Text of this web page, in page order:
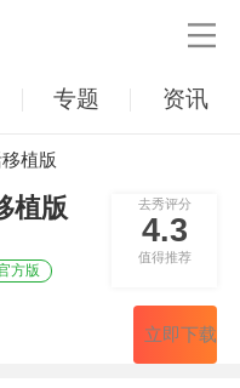

专题 资讯
植版
植版
方版
去秀评分
4.3
值得推荐
立即下载